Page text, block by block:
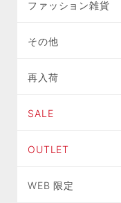
ファッション雑貨
その他
再入荷
SALE
OUTLET
WEB 限定